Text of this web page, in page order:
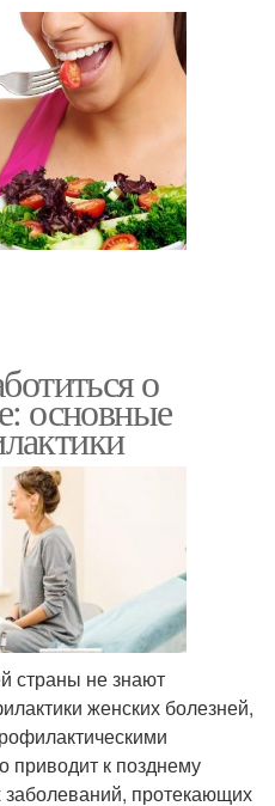
о
основные
страны не знают
женских болезней,
приводит к позднему
протекающих